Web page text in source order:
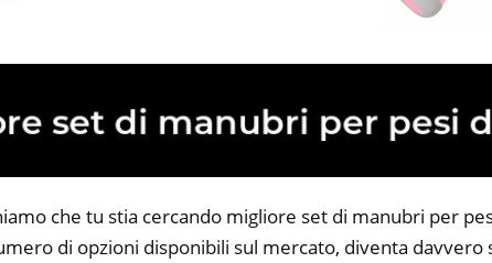
che tu stia cercando migliore set di manubri per
di opzioni disponibili sul mercato, diventa davvero